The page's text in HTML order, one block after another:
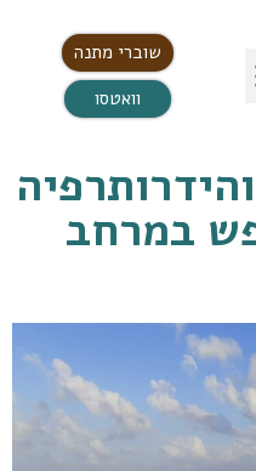
שוברי מתנה
וואטסו
במרחב